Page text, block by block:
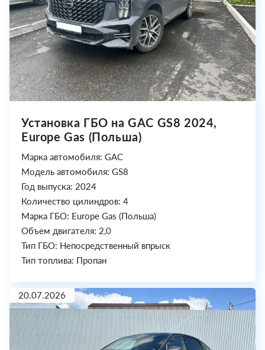
Установка ГБО на GAC GS8 2024,
Europe Gas (Польша)
Марка автомобиля: GAC
Модель автомобиля: GS8
Год выпуска: 2024
Количество цилиндров: 4
Марка ГБО: Europe Gas (Польша)
Объем двигателя: 2,0
Тип ГБО: Непосредственный впрыск
Тип топлива: Пропан
20.07.2026